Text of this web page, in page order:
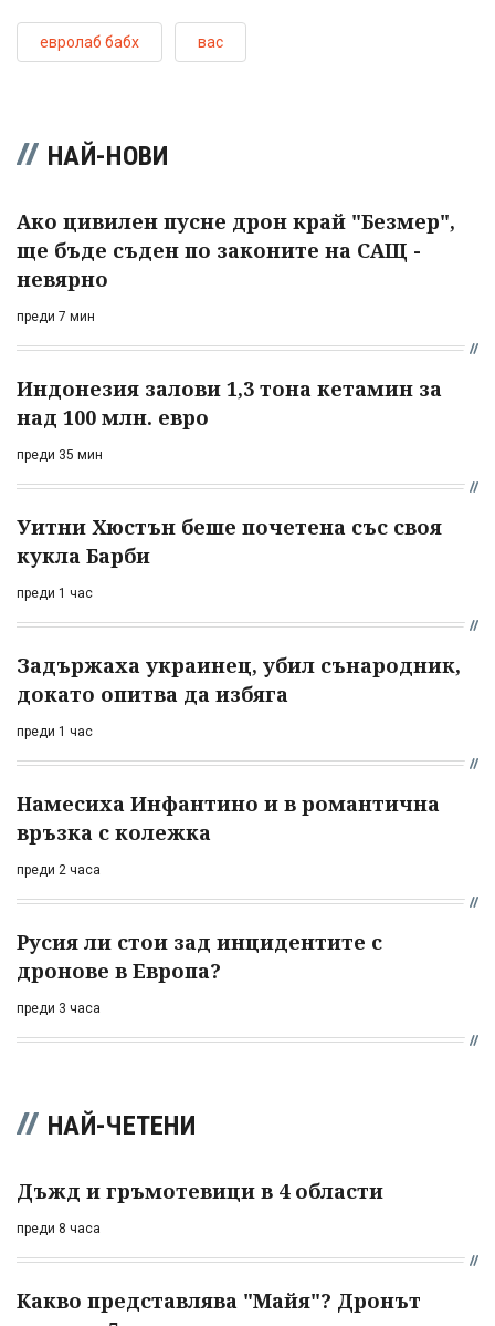
евролаб бабх вас
НАЙ-НОВИ
Ако цивилен пусне дрон край "Безмер",
ще бъде съден по законите на САЩ -
невярно
преди 7 мин
Индонезия залови 1,3 тона кетамин за
над 100 млн. евро
преди 35 мин
Уитни Хюстън беше почетена със своя
кукла Барби
преди 1 час
Задържаха украинец, убил сънародник,
докато опитва да избяга
преди 1 час
Намесиха Инфантино и в романтична
връзка с колежка
преди 2 часа
Русия ли стои зад инцидентите с
дронове в Европа?
преди 3 часа
НАЙ-ЧЕТЕНИ
Дъжд и гръмотевици в 4 области
преди 8 часа
Какво представлява "Майя"? Дронът